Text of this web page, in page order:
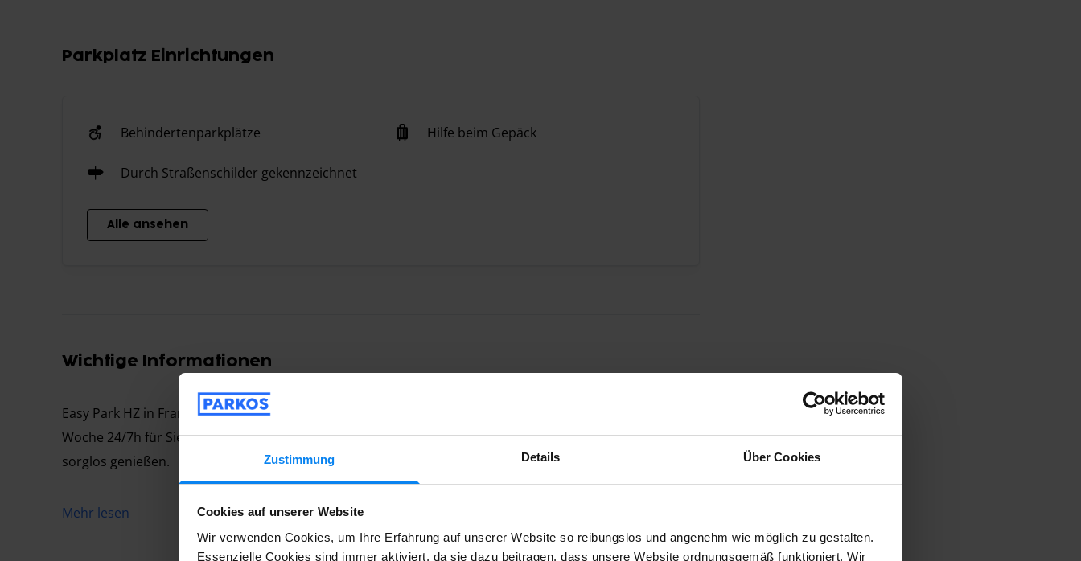
Zustimmung Details Über Cookies
Cookies auf unserer Website
Wir verwenden Cookies, um Ihre Erfahrung auf unserer Website so reibungslos und angenehm wie möglich zu gestalten.
Essenzielle Cookies sind immer aktiviert, da sie dazu beitragen, dass unsere Website ordnungsgemäß funktioniert. Wir
Parkplatz Einrichtungen
Behindertenparkplätze Hilfe beim Gepäck
Durch Straßenschilder gekennzeichnet
Alle ansehen
Wichtige Informationen
Easy Park HZ in Frankfurt bietet Ihnen einen zuverlässigen Valet-Service. Der Parkplatz ist sieben Tage die
Woche 24/7h für Sie geöffnet und wird ständig von Kameras überwacht. So können Sie Ihren Urlaub
sorglos genießen.
Easy Park HZ in Frankfurt bietet Ihnen einen zuverlässigen Valet-Service. Der Parkplatz ist sieben Tage die
Mehr lesen